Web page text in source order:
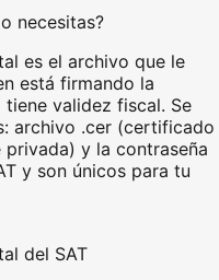
necesitas?
es el archivo que le
está firmando la
validez fiscal. Se
archivo .cer (certificado
y la contraseña
y son únicos para tu
del SAT